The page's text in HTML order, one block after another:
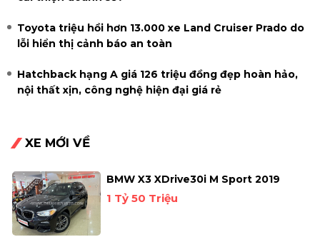
Toyota triệu hồi hơn 13.000 xe Land Cruiser Prado do
lỗi hiển thị cảnh báo an toàn
Hatchback hạng A giá 126 triệu đồng đẹp hoàn hảo,
nội thất xịn, công nghệ hiện đại giá rẻ
XE MỚI VỀ
BMW X3 XDrive30i M Sport 2019
1 Tỷ 50 Triệu